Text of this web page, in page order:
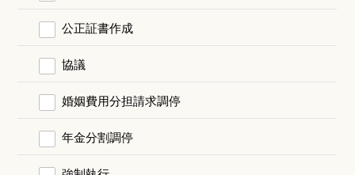
公正証書作成
協議
婚姻費用分担請求調停
年金分割調停